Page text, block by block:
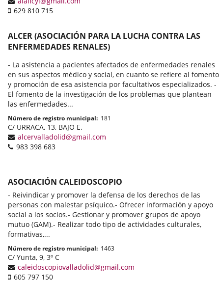
de
Téléphone
629 810 715
ALCER (ASOCIACIÓN PARA LA LUCHA CONTRA LAS
ENFERMEDADES RENALES)
- La asistencia a pacientes afectados de enfermedades renales
en sus aspectos médico y social, en cuanto se refiere al fomento
y promoción de esa asistencia por facultativos especializados. -
El fomento de la investigación de los problemas que plantean
las enfermedades...
Número de registro municipal 181
Adresse
postale
C/ URRACA, 13, BAJO E.
Adresse
de
alcervalladolid@gmail.com
Téléphones
983 398 683
ASOCIACIÓN CALEIDOSCOPIO
- Reivindicar y promover la defensa de los derechos de las
personas con malestar psíquico.- Ofrecer información y apoyo
social a los socios.- Gestionar y promover grupos de apoyo
mutuo (GAM).- Realizar todo tipo de actividades culturales,
formativas,...
Número de registro municipal 1463
Adresse
postale
C/ Yunta, 9, 3º C
Adresse
de
caleidoscopiovalladolid@gmail.com
Téléphone
605 797 150